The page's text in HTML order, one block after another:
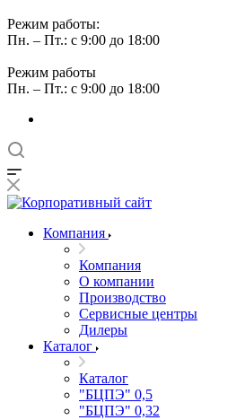
Режим работы:
Пн. – Пт.: с 9:00 до 18:00
Режим работы
Пн. – Пт.: с 9:00 до 18:00
Компания
Компания
О компании
Производство
Сервисные центры
Дилеры
Каталог
Каталог
"БЦПЭ" 0,5
"БЦПЭ" 0,32